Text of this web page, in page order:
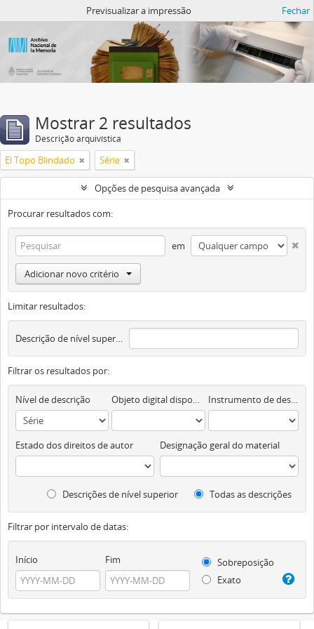
Previsualizar a impressão Fechar
Mostrar 2 resultados
Descrição arquivística
El Topo Blindado Série
Opções de pesquisa avançada
Procurar resultados com:
em
Adicionar novo critério
Limitar resultados:
Descrição de nível superior
Filtrar os resultados por:
Nível de descrição Objeto digital disponível Instrumento de descrição documental
Estado dos direitos de autor Designação geral do material
Descrições de nível superior Todas as descrições
Filtrar por intervalo de datas:
Início Fim
Sobreposição
Exato